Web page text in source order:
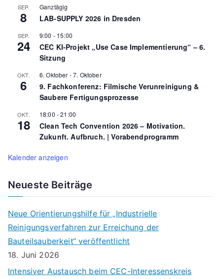
SEP.
8
Ganztägig
LAB-SUPPLY 2026 in Dresden
SEP.
24
9:00 - 15:00
CEC KI-Projekt „Use Case Implementierung“ – 6.
Sitzung
OKT.
6
6. Oktober -7. Oktober
9. Fachkonferenz: Filmische Verunreinigung &
Saubere Fertigungsprozesse
OKT.
18
18:00 -21:00
Clean Tech Convention 2026 – Motivation.
Zukunft. Aufbruch. | Vorabendprogramm
Kalender anzeigen
Neueste Beiträge
Neue Orientierungshilfe für „Industrielle
Reinigungsverfahren zur Erreichung der
Bauteilsauberkeit“ veröffentlicht
18. Juni 2026
Intensiver Austausch beim CEC-Interessenskreis